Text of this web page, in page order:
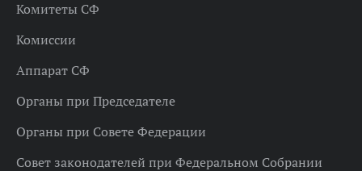
Комитеты СФ
Комиссии
Аппарат СФ
Органы при Председателе
Органы при Совете Федерации
Совет законодателей при Федеральном Собрании